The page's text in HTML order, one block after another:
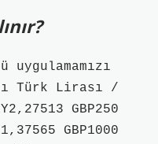
Türk Lirası /
GBP250
GBP1000